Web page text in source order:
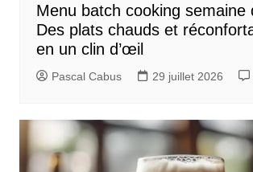
t
i
Menu batch cooking semaine
Des plats chauds et
en un clin d’œil
Pascal Cabus 29 juillet 2026